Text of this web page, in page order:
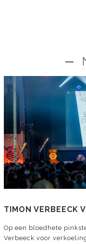
─
TIMON VERBEECK
Op een bloedhete
Verbeeck voor